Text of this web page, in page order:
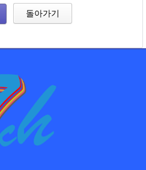
돌아가기